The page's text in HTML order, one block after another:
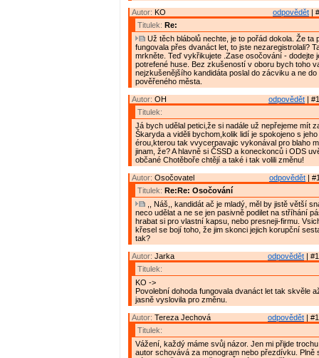
odpovědět |
Autor: KO
Titulek: Re:
Už těch blábolů nechte, je to pořád dokola. Že ta
fungovala přes dvanáct let, to jste nezaregistrolali?
mrkněte. Teď vykřikujete .Zase osočování - dodejte
potrefené huse. Bez zkušeností v oboru bych toho
nejzkušenějšího kandidáta poslal do zácviku a ne
pověřeného města.
odpovědět |
Autor: OH
Titulek:
Já bych udělal petici,že si nadále už nepřejeme mít
Škaryda a viděli bychom,kolik lidí je spokojeno s jeho
érou,kterou tak vvycerpavajic vykonával pro blaho
jinam, že? A hlavně si ČSSD a koneckonců i ODS
občané Chotěboře chtějí a také i tak volili změnu!
odpovědět |
Autor: Osočovatel
Titulek: Re:Re: Osočování
,, Náš,, kandidát ač je mladý, měl by jistě větší
neco udělat a ne se jen pasivně podilet na stříhání
hrabat si pro vlastní kapsu, nebo presneji-firmu.
křesel se bojí toho, že jim skonci jejich korupční
tak?
odpovědět |
Autor: Jarka
Titulek:
KO ->
Povolební dohoda fungovala dvanáct let tak skvěle
jasně vyslovila pro změnu.
odpovědět |
Autor: Tereza Jechová
Titulek:
Vážení, každý máme svůj názor. Jen mi přijde
autor schovává za monogram nebo přezdívku. Plně